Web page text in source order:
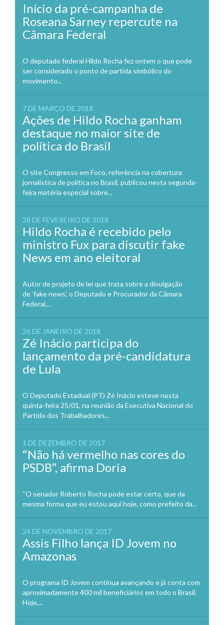
Início da pré-campanha de
Roseana Sarney repercute na
Câmara Federal
O deputado federal Hildo Rocha fez ontem o que pode
ser considerado o ponto de partida simbólico do
movimento...
7 DE MARÇO DE 2018
Ações de Hildo Rocha ganham
destaque no maior site de
política do Brasil
O site Congresso em Foco, referência na cobertura
jornalística de política no Brasil, publicou nesta segunda-
feira matéria especial sobre...
28 DE FEVEREIRO DE 2018
Hildo Rocha é recebido pelo
ministro Fux para discutir fake
News em ano eleitoral
Autor de projeto de lei que trata sobre a divulgação
de ‘fake news’, o Deputado e Procurador da Câmara
Federal,...
26 DE JANEIRO DE 2018
Zé Inácio participa do
lançamento da pré-candidatura
de Lula
O Deputado Estadual (PT) Zé Inácio esteve nesta
quinta-feira 25/01, na reunião da Executiva Nacional do
Partido dos Trabalhadores...
1 DE DEZEMBRO DE 2017
“Não há vermelho nas cores do
PSDB”, afirma Doria
“O senador Roberto Rocha pode estar certo, que da
mesma forma que eu estou aqui hoje, como prefeito da...
24 DE NOVEMBRO DE 2017
Assis Filho lança ID Jovem no
Amazonas
O programa ID Jovem continua avançando e já conta com
aproximadamente 400 mil beneficiários em todo o Brasil.
Hoje,...